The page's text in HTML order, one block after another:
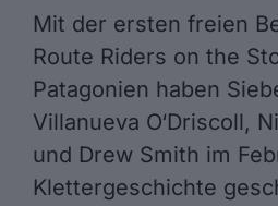
Mit der ersten freien
Route Riders on the
Patagonien haben
Villanueva O‘Driscoll,
und Drew Smith im
Klettergeschichte